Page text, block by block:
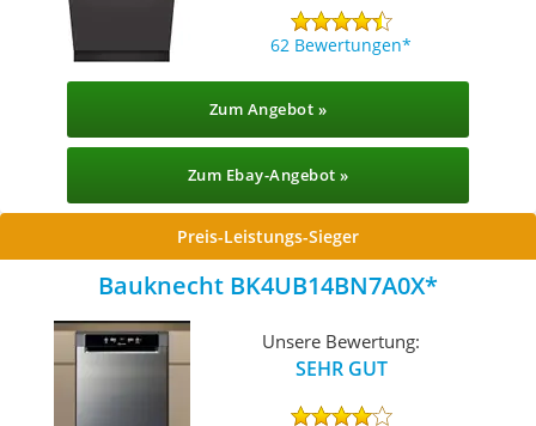
62 Bewertungen
Zum Angebot »
Zum Ebay-Angebot »
Preis-Leistungs-Sieger
Bauknecht BK4UB14BN7A0X
Unsere Bewertung:
SEHR GUT